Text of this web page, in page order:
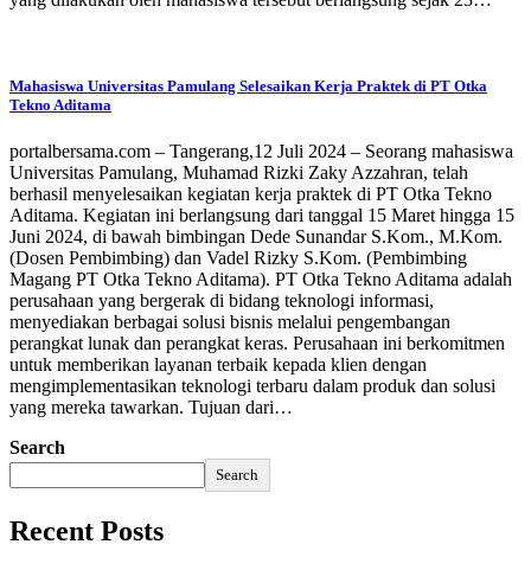
Mahasiswa Universitas Pamulang Selesaikan Kerja Praktek di PT Otka
Tekno Aditama
portalbersama.com – Tangerang,12 Juli 2024 – Seorang mahasiswa
Universitas Pamulang, Muhamad Rizki Zaky Azzahran, telah
berhasil menyelesaikan kegiatan kerja praktek di PT Otka Tekno
Aditama. Kegiatan ini berlangsung dari tanggal 15 Maret hingga 15
Juni 2024, di bawah bimbingan Dede Sunandar S.Kom., M.Kom.
(Dosen Pembimbing) dan Vadel Rizky S.Kom. (Pembimbing
Magang PT Otka Tekno Aditama). PT Otka Tekno Aditama adalah
perusahaan yang bergerak di bidang teknologi informasi,
menyediakan berbagai solusi bisnis melalui pengembangan
perangkat lunak dan perangkat keras. Perusahaan ini berkomitmen
untuk memberikan layanan terbaik kepada klien dengan
mengimplementasikan teknologi terbaru dalam produk dan solusi
yang mereka tawarkan. Tujuan dari…
Search
Search
Recent Posts